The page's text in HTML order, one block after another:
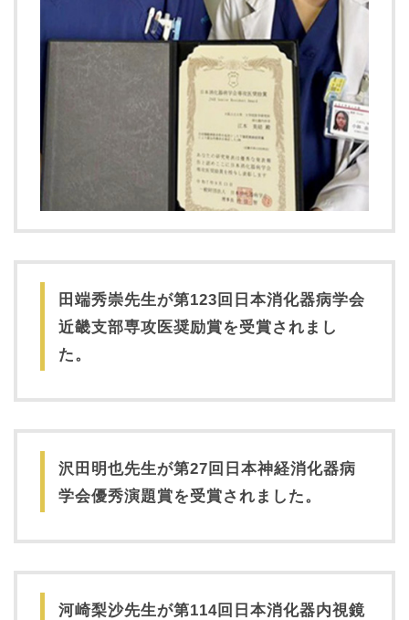
田端秀崇先生が第123回日本消化器病学会
近畿支部専攻医奨励賞を受賞されまし
た。
沢田明也先生が第27回日本神経消化器病
学会優秀演題賞を受賞されました。
河崎梨沙先生が第114回日本消化器内視鏡